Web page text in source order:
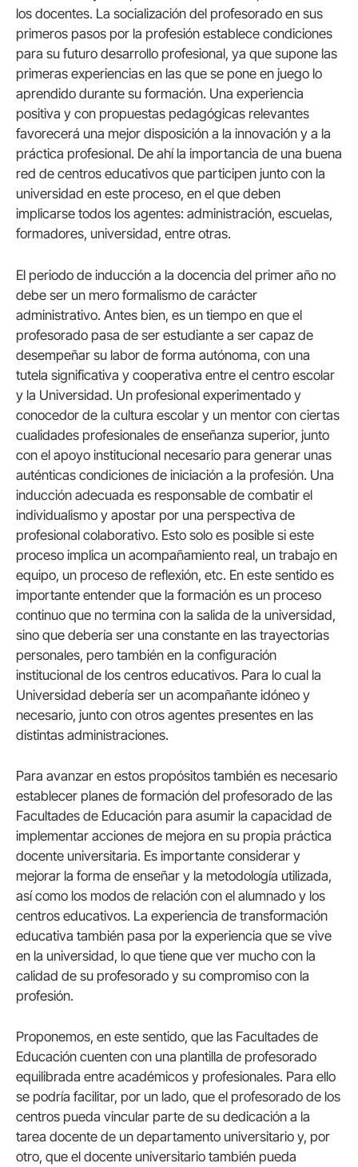
los docentes. La socialización del profesorado en sus
primeros pasos por la profesión establece condiciones
para su futuro desarrollo profesional, ya que supone las
primeras experiencias en las que se pone en juego lo
aprendido durante su formación. Una experiencia
positiva y con propuestas pedagógicas relevantes
favorecerá una mejor disposición a la innovación y a la
práctica profesional. De ahí la importancia de una buena
red de centros educativos que participen junto con la
universidad en este proceso, en el que deben
implicarse todos los agentes: administración, escuelas,
formadores, universidad, entre otras.
El periodo de inducción a la docencia del primer año no
debe ser un mero formalismo de carácter
administrativo. Antes bien, es un tiempo en que el
profesorado pasa de ser estudiante a ser capaz de
desempeñar su labor de forma autónoma, con una
tutela significativa y cooperativa entre el centro escolar
y la Universidad. Un profesional experimentado y
conocedor de la cultura escolar y un mentor con ciertas
cualidades profesionales de enseñanza superior, junto
con el apoyo institucional necesario para generar unas
auténticas condiciones de iniciación a la profesión. Una
inducción adecuada es responsable de combatir el
individualismo y apostar por una perspectiva de
profesional colaborativo. Esto solo es posible si este
proceso implica un acompañamiento real, un trabajo en
equipo, un proceso de reflexión, etc. En este sentido es
importante entender que la formación es un proceso
continuo que no termina con la salida de la universidad,
sino que debería ser una constante en las trayectorias
personales, pero también en la configuración
institucional de los centros educativos. Para lo cual la
Universidad debería ser un acompañante idóneo y
necesario, junto con otros agentes presentes en las
distintas administraciones.
Para avanzar en estos propósitos también es necesario
establecer planes de formación del profesorado de las
Facultades de Educación para asumir la capacidad de
implementar acciones de mejora en su propia práctica
docente universitaria. Es importante considerar y
mejorar la forma de enseñar y la metodología utilizada,
así como los modos de relación con el alumnado y los
centros educativos. La experiencia de transformación
educativa también pasa por la experiencia que se vive
en la universidad, lo que tiene que ver mucho con la
calidad de su profesorado y su compromiso con la
profesión.
Proponemos, en este sentido, que las Facultades de
Educación cuenten con una plantilla de profesorado
equilibrada entre académicos y profesionales. Para ello
se podría facilitar, por un lado, que el profesorado de los
centros pueda vincular parte de su dedicación a la
tarea docente de un departamento universitario y, por
otro, que el docente universitario también pueda